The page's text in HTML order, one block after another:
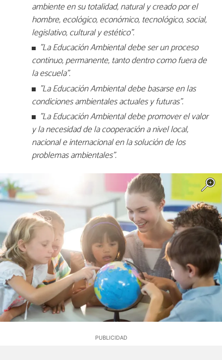
ambiente en su totalidad, natural y creado por el
hombre, ecológico, económico, tecnológico, social,
legislativo, cultural y estético".
"La Educación Ambiental debe ser un proceso
continuo, permanente, tanto dentro como fuera de
la escuela".
"La Educación Ambiental debe basarse en las
condiciones ambientales actuales y futuras".
"La Educación Ambiental debe promover el valor
y la necesidad de la cooperación a nivel local,
nacional e internacional en la solución de los
problemas ambientales".